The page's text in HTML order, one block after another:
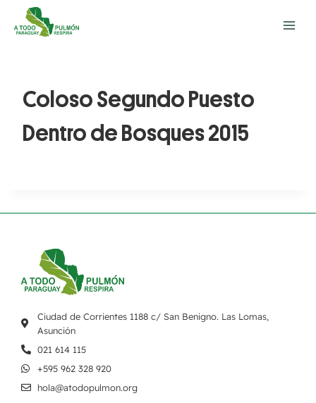
Coloso Segundo Puesto
Dentro de Bosques 2015
Ciudad de Corrientes 1188 c/ San Benigno. Las Lomas,
Asunción
021 614 115
+595 962 328 920
hola@atodopulmon.org